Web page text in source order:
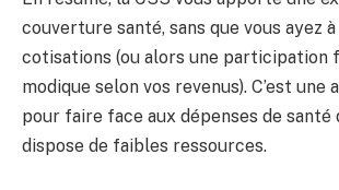
couverture santé, sans que vous ayez
cotisations (ou alors une participation
modique selon vos revenus). C’est une
pour faire face aux dépenses de santé
dispose de faibles ressources.